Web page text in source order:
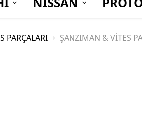
PARÇALARI ŞANZIMAN & VİTES